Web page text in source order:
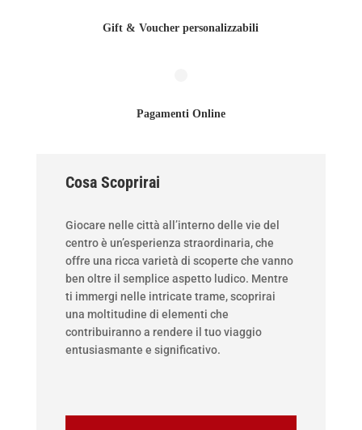
Gift & Voucher personalizzabili
Pagamenti Online
Cosa Scoprirai
Giocare nelle città all’interno delle vie del
centro è un’esperienza straordinaria, che
offre una ricca varietà di scoperte che vanno
ben oltre il semplice aspetto ludico. Mentre
ti immergi nelle intricate trame, scoprirai
una moltitudine di elementi che
contribuiranno a rendere il tuo viaggio
entusiasmante e significativo.